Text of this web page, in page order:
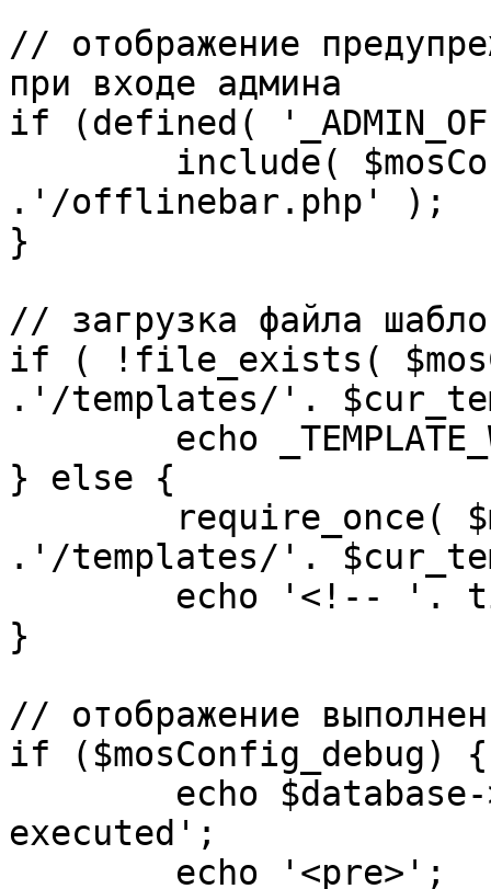
// отображение
при входе админа
if (defined(
.'/offlinebar.php' );
}
// загрузка файла
if ( !file_exists(
.'/templates/'.
} else {
.'/templates/'.
}
// отображение
if ($mosConfig_debug) {
executed';